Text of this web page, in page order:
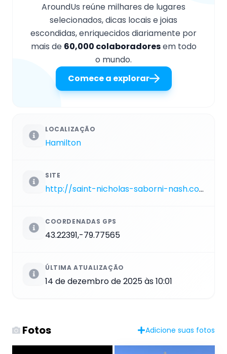
AroundUs reúne milhares de lugares
selecionados, dicas locais e joias
escondidas, enriquecidos diariamente por
mais de 60,000 colaboradoresem todo
o mundo.
Comece a explorar
LOCALIZAÇÃO
Hamilton
SITE
http://saint-nicholas-saborni-nash.com
COORDENADAS GPS
43.22391,-79.77565
ÚLTIMA ATUALIZAÇÃO
14 de dezembro de 2025 às 10:01
Fotos Adicione suas fotos